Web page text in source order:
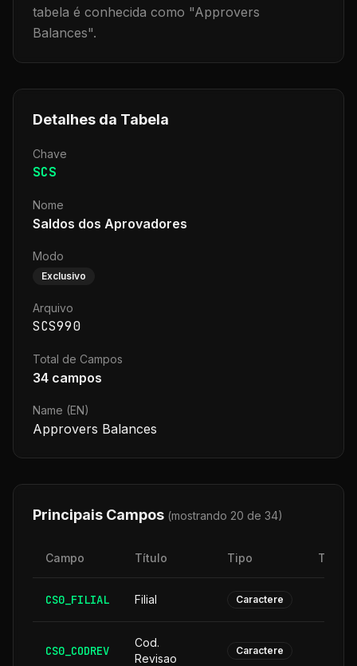
tabela é conhecida como "Approvers
Balances".
Detalhes da Tabela
Chave
SCS
Nome
Saldos dos Aprovadores
Modo
Exclusivo
Arquivo
SCS990
Total de Campos
34 campos
Name (EN)
Approvers Balances
Principais Campos (mostrando 20 de 34)
Campo Título Tipo
CS0_FILIAL Filial Caractere
CS0_CODREV
Cod.
Revisao
Caractere